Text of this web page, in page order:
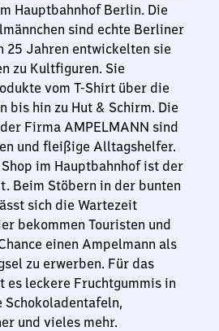
Hauptbahnhof Berlin. Die
sind echte Berliner
25 Jahren entwickelten sie
zu Kultfiguren. Sie
vom T-Shirt über die
bis hin zu Hut & Schirm. Die
Firma AMPELMANN sind
und fleißige Alltagshelfer.
im Hauptbahnhof ist der
Beim Stöbern in der bunten
sich die Wartezeit
bekommen Touristen und
einen Ampelmann als
zu erwerben. Für das
es leckere Fruchtgummis in
Schokoladentafeln,
und vieles mehr.